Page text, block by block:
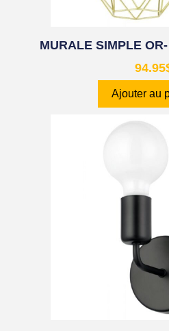
MURALE SIMPLE
94.95
Ajouter au